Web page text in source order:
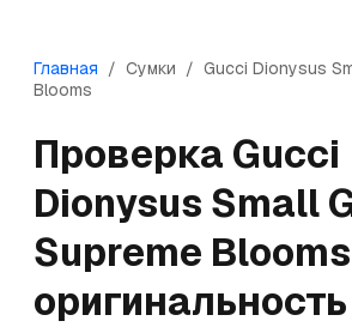
Главная / Сумки / Gucci Dionysus
Blooms
Проверка Gucci
Dionysus Small
Supreme Blooms
оригинальность